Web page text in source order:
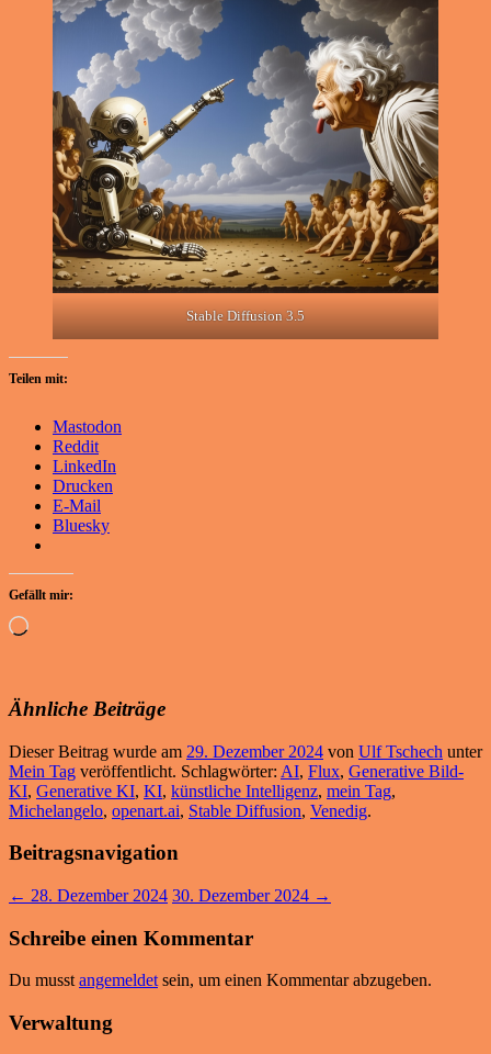
Stable Diffusion 3.5
Teilen mit:
Mastodon
Reddit
LinkedIn
Drucken
E-Mail
Bluesky
Gefällt mir:
Wird
Ähnliche Beiträge
Dieser Beitrag wurde am 29. Dezember 2024 von Ulf Tschech unter
Mein Tag veröffentlicht. Schlagwörter: AI, Flux, Generative Bild-
KI, Generative KI, KI, künstliche Intelligenz, mein Tag,
Michelangelo, openart.ai, Stable Diffusion, Venedig.
Beitragsnavigation
← 28. Dezember 2024 30. Dezember 2024 →
Schreibe einen Kommentar
Du musstangemeldetsein, um einen Kommentar abzugeben.
Verwaltung